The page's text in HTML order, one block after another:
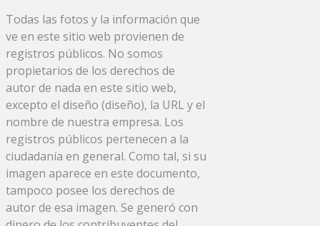
Todas las fotos y la información que
ve en este sitio web provienen de
registros públicos. No somos
propietarios de los derechos de
autor de nada en este sitio web,
excepto el diseño (diseño), la URL y el
nombre de nuestra empresa. Los
registros públicos pertenecen a la
ciudadanía en general. Como tal, si su
imagen aparece en este documento,
tampoco posee los derechos de
autor de esa imagen. Se generó con